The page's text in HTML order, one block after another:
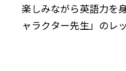
楽しみながら英語力を
ャラクター先生」のレ